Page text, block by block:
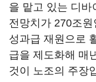
을 맡고 있는 디바
전망치가 270조원
성과급 재원으로
급을 제도화해 매
것이 노조의 주장